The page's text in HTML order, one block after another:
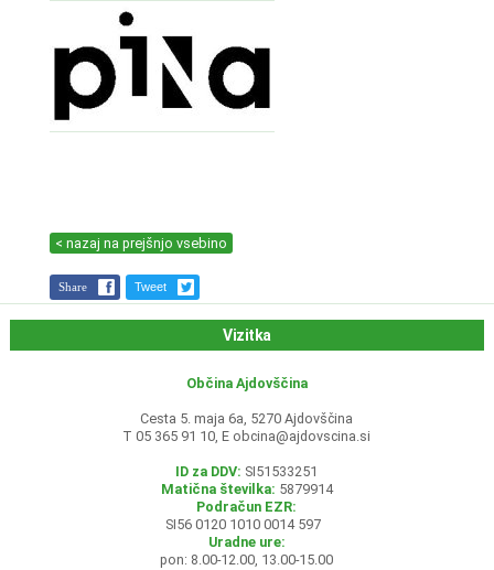
< nazaj na prejšnjo vsebino
Share Tweet
Vizitka
Občina Ajdovščina
Cesta 5. maja 6a, 5270 Ajdovščina
T 05 365 91 10, E obcina@ajdovscina.si
ID za DDV: SI51533251
Matična številka: 5879914
Podračun EZR:
SI56 0120 1010 0014 597
Uradne ure:
pon: 8.00-12.00, 13.00-15.00